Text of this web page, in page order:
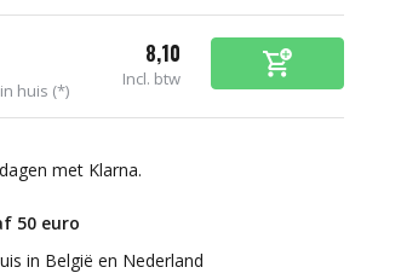
huis (*)
8,10
Incl. btw
met Klarna.
50 euro
in België en Nederland